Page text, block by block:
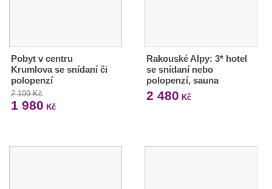
Pobyt v centru
Krumlova se snídaní či
polopenzí
2 199 Kč
1 980 Kč
Rakouské Alpy: 3* hotel
se snídaní nebo
polopenzí, sauna
2 480 Kč